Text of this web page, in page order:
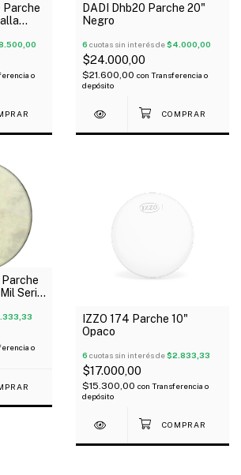
Parche
o
DADI Dhb20 Parche 20"
Negro
6 cuotas sin interés de$4.000,00
$24.000,00
$21.600,00 con Transferencia o
depósito
Serie
o
IZZO 174 Parche 10"
Opaco
6 cuotas sin interés de$2.833,33
$17.000,00
$15.300,00 con Transferencia o
depósito